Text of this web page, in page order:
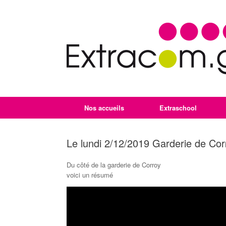
Nos accueils Extraschool
Le lundi 2/12/2019 Garderie de
Du côté de la garderie de Corroy
voici un résumé